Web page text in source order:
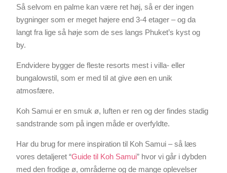
Så selvom en palme kan være ret høj, så er der ingen
bygninger som er meget højere end 3-4 etager – og da
langt fra lige så høje som de ses langs Phuket’s kyst og
by.
Endvidere bygger de fleste resorts mest i villa- eller
bungalowstil, som er med til at give øen en unik
atmosfære.
Koh Samui er en smuk ø, luften er ren og der findes stadig
sandstrande som på ingen måde er overfyldte.
Har du brug for mere inspiration til Koh Samui – så læs
vores detaljeret “Guide til Koh Samui” hvor vi går i dybden
med den frodige ø, områderne og de mange oplevelser